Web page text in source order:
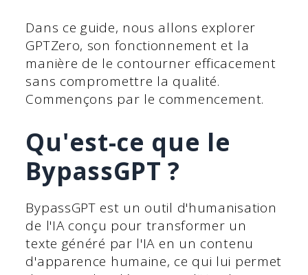
Dans ce guide, nous allons explorer
GPTZero, son fonctionnement et la
manière de le contourner efficacement
sans compromettre la qualité.
Commençons par le commencement.
Qu'est-ce que le
BypassGPT ?
BypassGPT est un outil d'humanisation
de l'IA conçu pour transformer un
texte généré par l'IA en un contenu
d'apparence humaine, ce qui lui permet